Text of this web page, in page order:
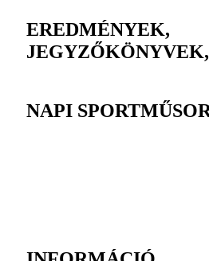
EREDMÉNYEK,
NAPI